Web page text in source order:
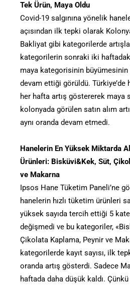
Tek Ürün, Maya Oldu
Covid-19 salgınına yönelik
açısından ilk tepki olarak
Bakliyat gibi kategorilerde
kategorilerin sonraki iki
maya kategorisinin
devam ettiği görüldü. Türkiye’de
her hafta artış göstererek maya
kolonyada görülen satın alım
aynı oranda devam etmedi.
Hanelerin En Yüksek Miktarda
Ürünleri: Bisküvi&Kek, Süt,
ve Makarna
Ipsos Hane Tüketim Paneli’ne
hanelerin hızlı tüketim ürünleri
yüksek sayıda tercih ettiği 5
değişmedi ve bu kategoriler,
Çikolata Kaplama, Peynir ve
kategorilerde kayıt sayısı, ilk
oranda artış gösterdi. Sadece
haftada daha düşük kaldı.